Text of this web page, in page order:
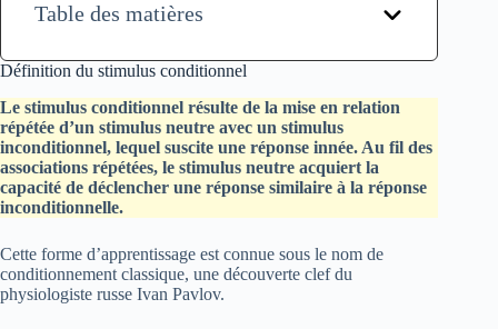
Table des matières
Définition du stimulus conditionnel
Le stimulus conditionnel résulte de la mise en relation
répétée d’un stimulus neutre avec un stimulus
inconditionnel, lequel suscite une réponse innée. Au fil des
associations répétées, le stimulus neutre acquiert la
capacité de déclencher une réponse similaire à la réponse
inconditionnelle.
Cette forme d’apprentissage est connue sous le nom de
conditionnement classique, une découverte clef du
physiologiste russe Ivan Pavlov.